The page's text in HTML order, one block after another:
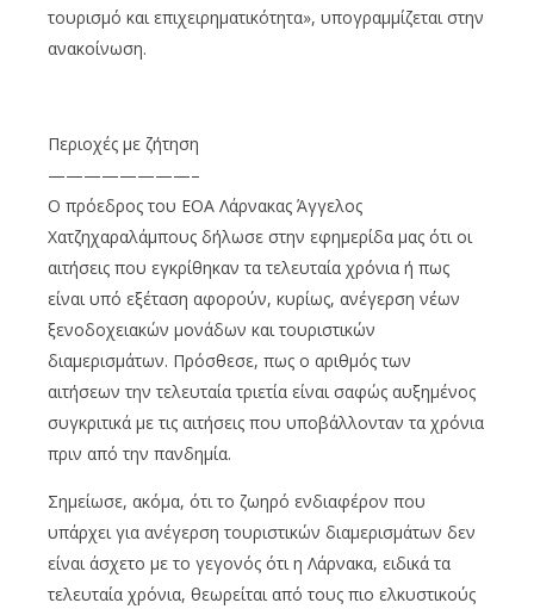
τουρισμό και επιχειρηματικότητα», υπογραμμίζεται στην
ανακοίνωση.
Περιοχές με ζήτηση
————————–
Ο πρόεδρος του ΕΟΑ Λάρνακας Άγγελος
Χατζηχαραλάμπους δήλωσε στην εφημερίδα μας ότι οι
αιτήσεις που εγκρίθηκαν τα τελευταία χρόνια ή πως
είναι υπό εξέταση αφορούν, κυρίως, ανέγερση νέων
ξενοδοχειακών μονάδων και τουριστικών
διαμερισμάτων. Πρόσθεσε, πως ο αριθμός των
αιτήσεων την τελευταία τριετία είναι σαφώς αυξημένος
συγκριτικά με τις αιτήσεις που υποβάλλονταν τα χρόνια
πριν από την πανδημία.
Σημείωσε, ακόμα, ότι το ζωηρό ενδιαφέρον που
υπάρχει για ανέγερση τουριστικών διαμερισμάτων δεν
είναι άσχετο με το γεγονός ότι η Λάρνακα, ειδικά τα
τελευταία χρόνια, θεωρείται από τους πιο ελκυστικούς